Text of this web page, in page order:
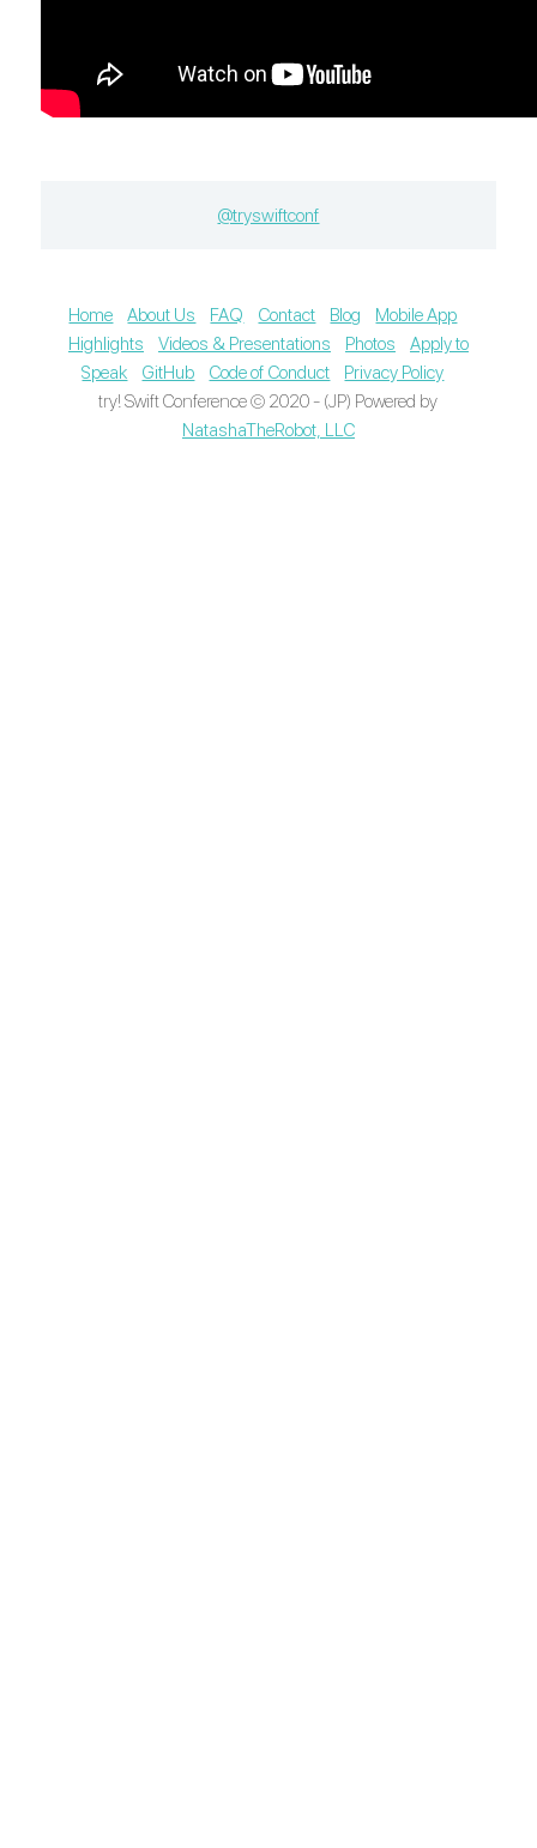
@tryswiftconf
Home About Us FAQ Contact Blog
Mobile App
Highlights
Videos & Presentations Photos
Apply to
Speak
GitHub Code of Conduct
Privacy Policy
try! Swift Conference © 2020 - (JP) Powered by
NatashaTheRobot, LLC